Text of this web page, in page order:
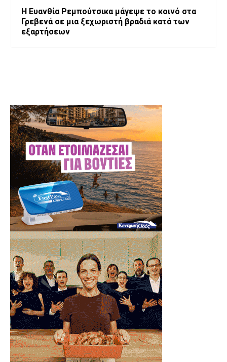
Η Ευανθία Ρεμπούτσικα μάγεψε το κοινό στα
Γρεβενά σε μια ξεχωριστή βραδιά κατά των
εξαρτήσεων